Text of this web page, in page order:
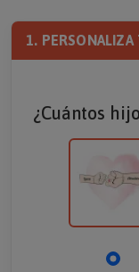
1.
¿Cuántos